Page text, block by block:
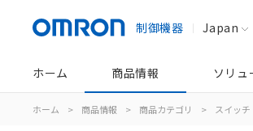
制御機器 Japan
ホーム 商品情報 ソリュ
ホーム > 商品情報 > 商品カテゴリ > スイッチ